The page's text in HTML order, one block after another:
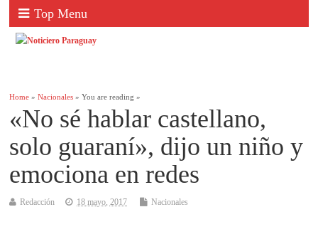
Top Menu
Home »Nacionales » You are reading »
«No sé hablar castellano,
solo guaraní», dijo un niño y
emociona en redes
Redacción 18 mayo, 2017 Nacionales